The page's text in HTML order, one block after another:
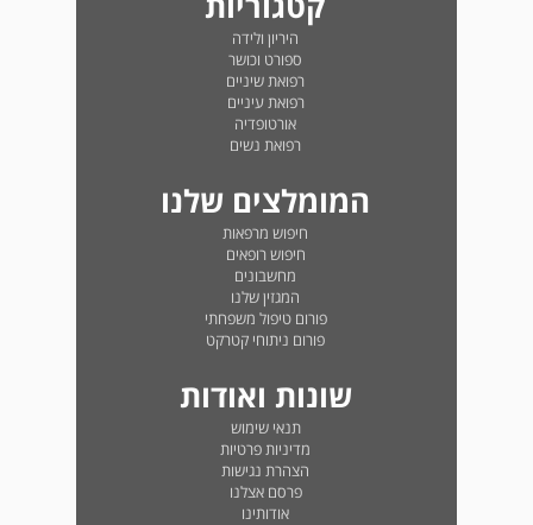
היריון ולידה
ספורט וכושר
רפואת שיניים
רפואת עיניים
אורטופדיה
רפואת נשים
המומלצים שלנו
חיפוש מרפאות
חיפוש רופאים
מחשבונים
המגזין שלנו
פורום טיפול משפחתי
פורום ניתוחי קטרקט
שונות ואודות
תנאי שימוש
מדיניות פרטיות
הצהרת נגישות
פרסם אצלנו
אודותינו